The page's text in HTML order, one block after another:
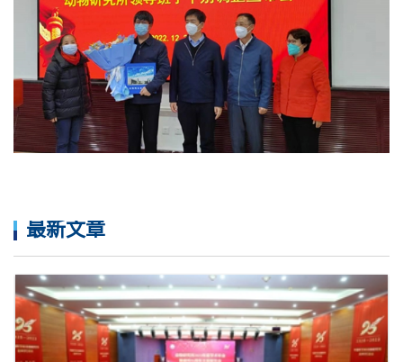
最新文章